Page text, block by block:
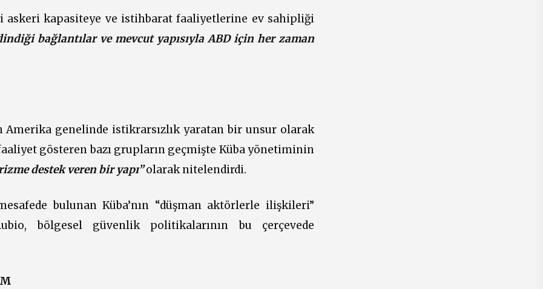
askeri kapasiteye ve istihbarat faaliyetlerine ev sahipliği
bağlantılar ve mevcut yapısıyla ABD için her zaman
Amerika genelinde istikrarsızlık yaratan bir unsur olarak
gösteren bazı grupların geçmişte Küba yönetiminin
destek veren bir yapı” olarak nitelendirdi.
bulunan Küba’nın “düşman aktörlerle ilişkileri”
bölgesel güvenlik politikalarının bu çerçevede